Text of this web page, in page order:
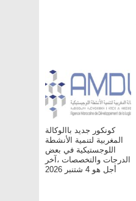
كونكور جديد باالوكالة
المغربية لتنمية الأنشطة
اللوجستيكية في بعض
الدرجات والتخصصات ،آخر
أجل هو 4 شتنبر 2026